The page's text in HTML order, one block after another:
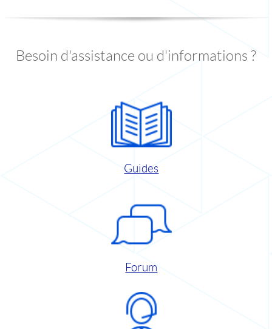
Besoin d'assistance ou d'informations ?
Guides
Forum